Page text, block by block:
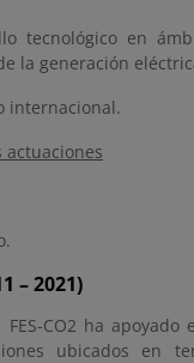
tecnológico en
la generación
internacional.
– 2021)
CO2 ha
ubicados en